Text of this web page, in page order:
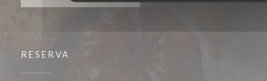
RESERVA